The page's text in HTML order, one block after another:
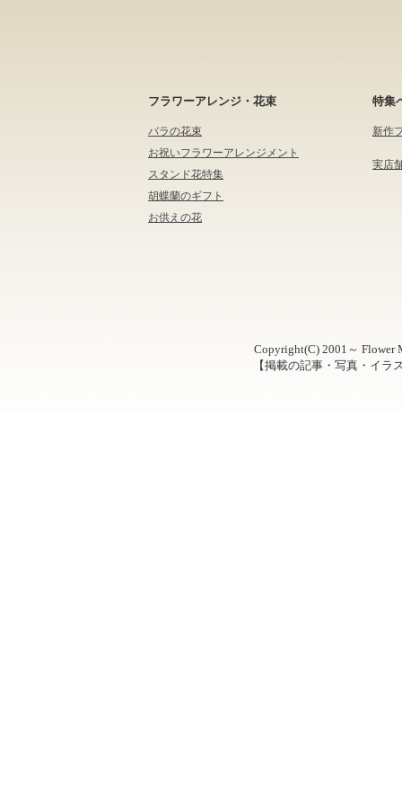
フラワーアレンジ・花束 特集
バラの花束
お祝いフラワーアレンジメント
スタンド花特集
胡蝶蘭のギフト
お供えの花
新作
実店
Copyright(C) 2001～ Flower
【掲載の記事・写真・イ